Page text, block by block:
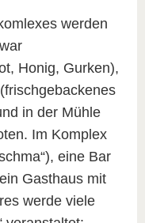
werden
Honig, Gurken),
in der Mühle
Im Komplex
eine Bar
Gasthaus mit
werde viele